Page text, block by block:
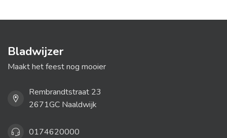
Bladwijzer
Maakt het feest nog mooier
Rembrandtstraat 23
2671GC Naaldwijk
0174620000